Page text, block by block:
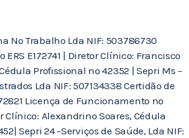
No Trabalho Lda NIF: 503786730
ERS E172741 | Diretor Clínico: Francisco
Profissional nº 42352 | Sepri Ms –
Lda NIF: 507134338 Certidão de
Licença de Funcionamento nº
Clínico: Alexandrino Soares, Cédula
Sepri 24 -Serviços de Saúde, Lda NIF: